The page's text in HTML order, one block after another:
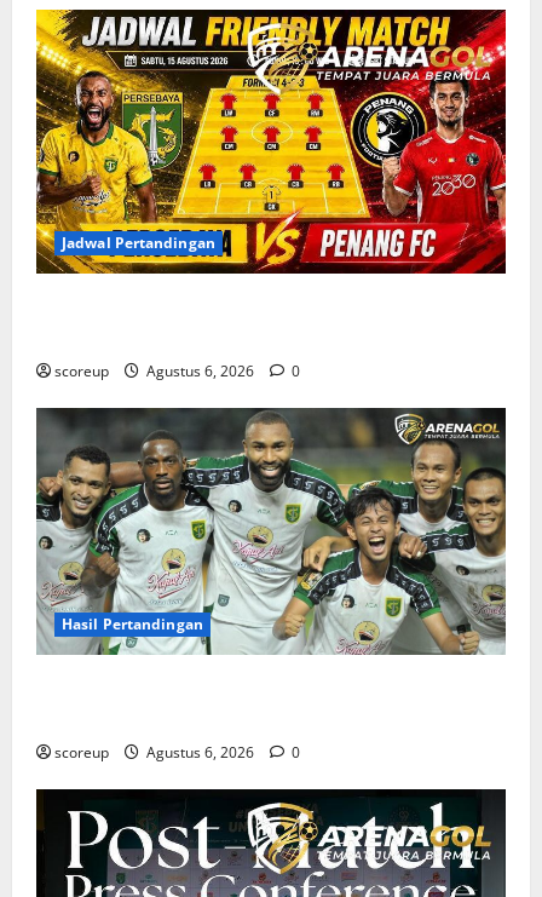
Jadwal Pertandingan
scoreup Agustus 6, 2026 0
Hasil Pertandingan
scoreup Agustus 6, 2026 0